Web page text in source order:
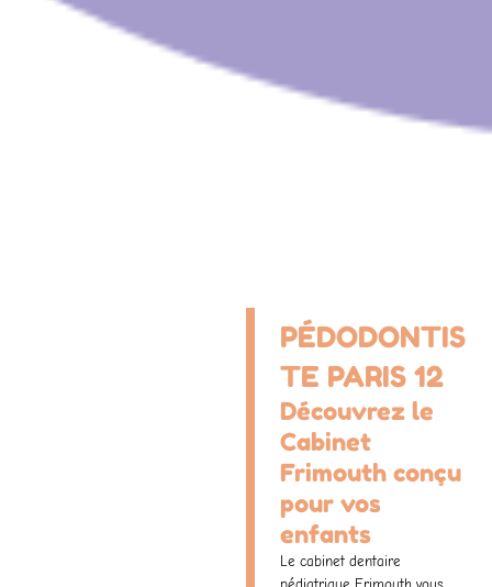
PÉDODONTIS
TE PARIS 12
Découvrez le
Cabinet
Frimouth conçu
pour vos
enfants
Le cabinet dentaire